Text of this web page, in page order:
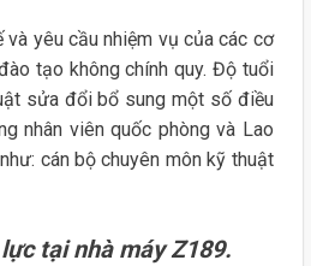
yêu cầu nhiệm vụ của các cơ
tạo không chính quy. Độ tuổi
sửa đổi bổ sung một số điều
nhân viên quốc phòng và Lao
cán bộ chuyên môn kỹ thuật
tại nhà máy Z189.